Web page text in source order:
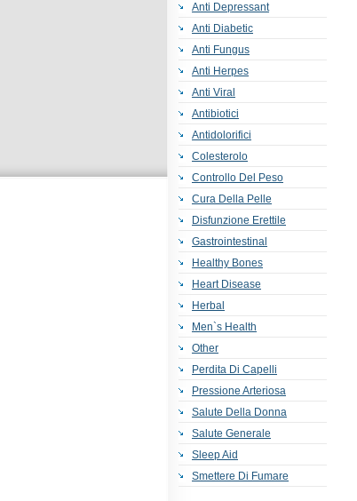
Anti Depressant
Anti Diabetic
Anti Fungus
Anti Herpes
Anti Viral
Antibiotici
Antidolorifici
Colesterolo
Controllo Del Peso
Cura Della Pelle
Disfunzione Erettile
Gastrointestinal
Healthy Bones
Heart Disease
Herbal
Men`s Health
Other
Perdita Di Capelli
Pressione Arteriosa
Salute Della Donna
Salute Generale
Sleep Aid
Smettere Di Fumare